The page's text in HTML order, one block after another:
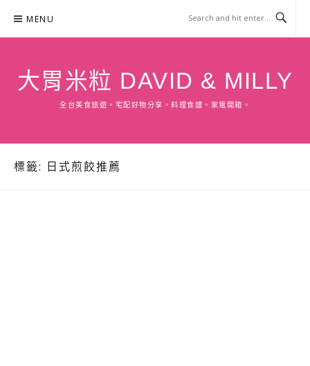
content
MENU
大胃米粒 DAVID & MILLY
全台美食旅遊。宅配好物分享。料理食譜。家電開箱。
標籤: 日式煎餃推薦